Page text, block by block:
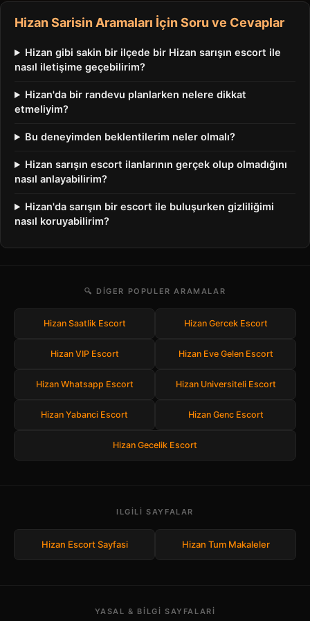
Hizan Sarisin Aramaları İçin Soru ve Cevaplar
Hizan gibi sakin bir ilçede bir Hizan sarışın escort ile
nasıl iletişime geçebilirim?
Hizan'da bir randevu planlarken nelere dikkat
etmeliyim?
Bu deneyimden beklentilerim neler olmalı?
Hizan sarışın escort ilanlarının gerçek olup olmadığını
nasıl anlayabilirim?
Hizan'da sarışın bir escort ile buluşurken gizliliğimi
nasıl koruyabilirim?
🔍 DIGER POPULER ARAMALAR
Hizan Saatlik Escort Hizan Gercek Escort
Hizan VIP Escort Hizan Eve Gelen Escort
Hizan Whatsapp Escort Hizan Universiteli Escort
Hizan Yabanci Escort Hizan Genc Escort
Hizan Gecelik Escort
ILGILI SAYFALAR
Hizan Escort Sayfasi Hizan Tum Makaleler
YASAL & BILGI SAYFALARI